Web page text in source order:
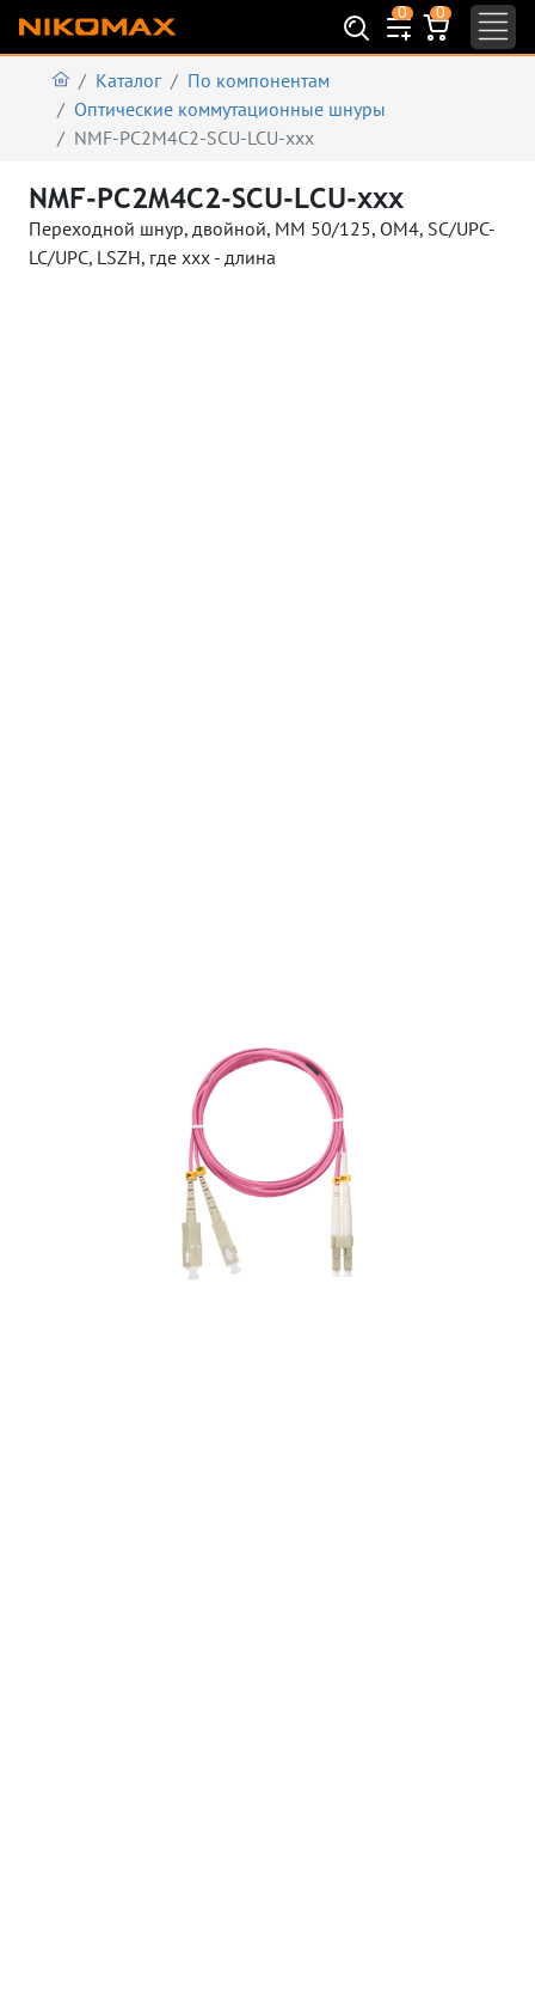
0 0
Каталог
По компонентам
Оптические коммутационные шнуры
NMF-PC2M4C2-SCU-LCU-xxx
NMF-PC2M4C2-SCU-LCU-xxx
Переходной шнур, двойной, MM 50/125, OM4, SC/UPC-
LC/UPC, LSZH, где ххх - длина